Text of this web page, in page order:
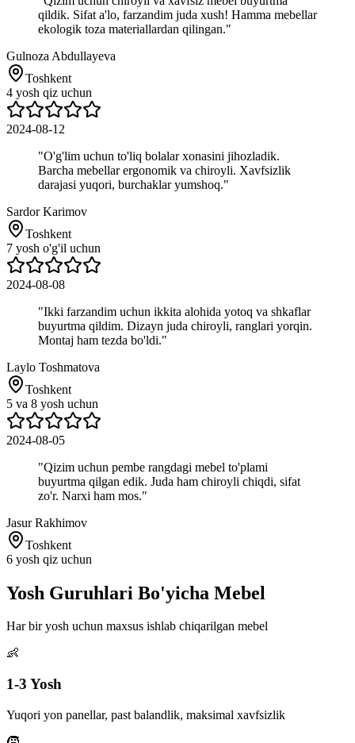
qildik. Sifat a'lo, farzandim juda xush! Hamma mebellar
ekologik toza materiallardan qilingan."
Gulnoza Abdullayeva
Toshkent
4 yosh qiz uchun
2024-08-12
"O'g'lim uchun to'liq bolalar xonasini jihozladik.
Barcha mebellar ergonomik va chiroyli. Xavfsizlik
darajasi yuqori, burchaklar yumshoq."
Sardor Karimov
Toshkent
7 yosh o'g'il uchun
2024-08-08
"Ikki farzandim uchun ikkita alohida yotoq va shkaflar
buyurtma qildim. Dizayn juda chiroyli, ranglari yorqin.
Montaj ham tezda bo'ldi."
Laylo Toshmatova
Toshkent
5 va 8 yosh uchun
2024-08-05
"Qizim uchun pembe rangdagi mebel to'plami
buyurtma qilgan edik. Juda ham chiroyli chiqdi, sifat
zo'r. Narxi ham mos."
Jasur Rakhimov
Toshkent
6 yosh qiz uchun
Yosh Guruhlari Bo'yicha Mebel
Har bir yosh uchun maxsus ishlab chiqarilgan mebel
👶
1-3 Yosh
Yuqori yon panellar, past balandlik, maksimal xavfsizlik